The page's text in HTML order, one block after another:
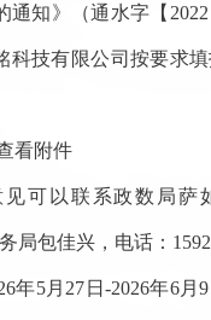
通知》（通水字【
科技有限公司按要求
看附件
可以联系政数局萨
局包佳兴，电话：
年5月 27 日-2026年6月9